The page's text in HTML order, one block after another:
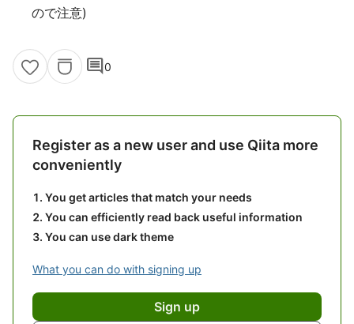
ので注意)
comment0
Register as a new user and use Qiita more
conveniently
You get articles that match your needs
You can efficiently read back useful information
You can use dark theme
What you can do with signing up
Sign up